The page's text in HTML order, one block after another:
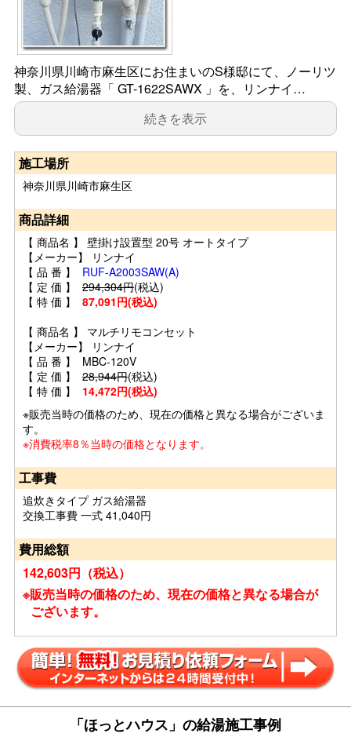
神奈川県川崎市麻生区にお住まいのS様邸にて、ノーリツ
製、ガス給湯器「 GT-1622SAWX 」を、リンナイ…
続きを表示
施工場所
神奈川県川崎市麻生区
商品詳細
【 商品名 】 壁掛け設置型 20号 オートタイプ
【メーカー】 リンナイ
【 品 番 】 RUF-A2003SAW(A)
【 定 価 】 294,304円(税込)
【 特 価 】 87,091円(税込)
【 商品名 】 マルチリモコンセット
【メーカー】 リンナイ
【 品 番 】 MBC-120V
【 定 価 】 28,944円(税込)
【 特 価 】 14,472円(税込)
※販売当時の価格のため、現在の価格と異なる場合がございま
す。
※消費税率8％当時の価格となります。
工事費
追炊きタイプ ガス給湯器
交換工事費 一式 41,040円
費用総額
142,603円（税込）
※販売当時の価格のため、現在の価格と異なる場合が
ございます。
「ほっとハウス」の給湯施工事例